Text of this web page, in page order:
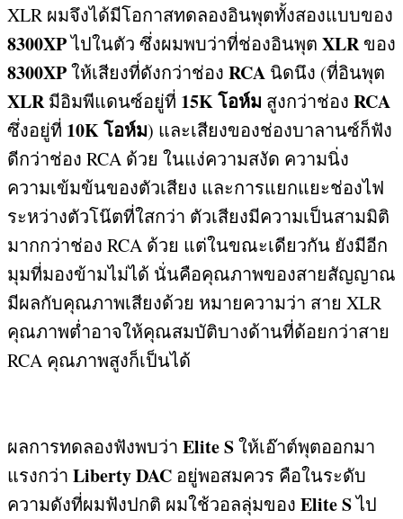
XLR ผมจึงได้มีโอกาสทดลองอินพุตทั้งสองแบบของ
8300XPไปในตัว ซึ่งผมพบว่าที่ช่องอินพุต XLR ของ
8300XPให้เสียงที่ดังกว่าช่อง RCA นิดนึง (ที่อินพุต
XLR มีอิมพีแดนซ์อยู่ที่ 15Kโอห์ม สูงกว่าช่อง RCA
ซึ่งอยู่ที่ 10Kโอห์ม) และเสียงของช่องบาลานซ์ก็ฟัง
ดีกว่าช่อง RCA ด้วย ในแง่ความสงัด ความนิ่ง
ความเข้มข้นของตัวเสียง และการแยกแยะช่องไฟ
ระหว่างตัวโน๊ตที่ใสกว่า ตัวเสียงมีความเป็นสามมิติ
มากกว่าช่อง RCA ด้วย แต่ในขณะเดียวกัน ยังมีอีก
มุมที่มองข้ามไม่ได้ นั่นคือคุณภาพของสายสัญญาณ
มีผลกับคุณภาพเสียงด้วย หมายความว่า สาย XLR
คุณภาพต่ำอาจให้คุณสมบัติบางด้านที่ด้อยกว่าสาย
RCA คุณภาพสูงก็เป็นได้
ผลการทดลองฟังพบว่า Elite Sให้เอ๊าต์พุตออกมา
แรงกว่า Liberty DAC อยู่พอสมควร คือในระดับ
ความดังที่ผมฟังปกติ ผมใช้วอลลุ่มของ Elite Sไป